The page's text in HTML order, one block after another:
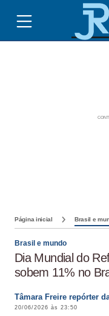
Página inicial Brasil e
Brasil e mundo
Dia Mundial do
sobem 11% no
Tâmara Freire repórter
20/06/2026 às 23:50